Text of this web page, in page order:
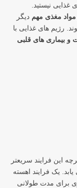
غذایی نیستید.
مواد مغذی مهم دیگر
رژیم های غذایی با
و بیماری های قلبی
این فرایند سریعتر
یک فرایند اهسته
برای مدت طولانی